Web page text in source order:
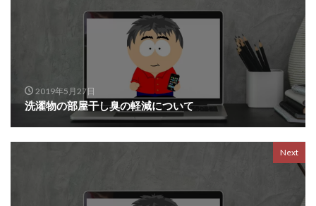
2019年5月27日
洗濯物の部屋干し臭の軽減について
Next